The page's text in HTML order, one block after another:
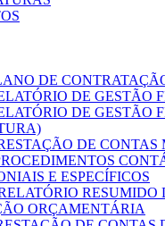
DE
DE GESTÃO
DE GESTÃO
DE CONTAS
E ESPECÍFICOS
RESUMIDO
ORÇAMENTÁRIA